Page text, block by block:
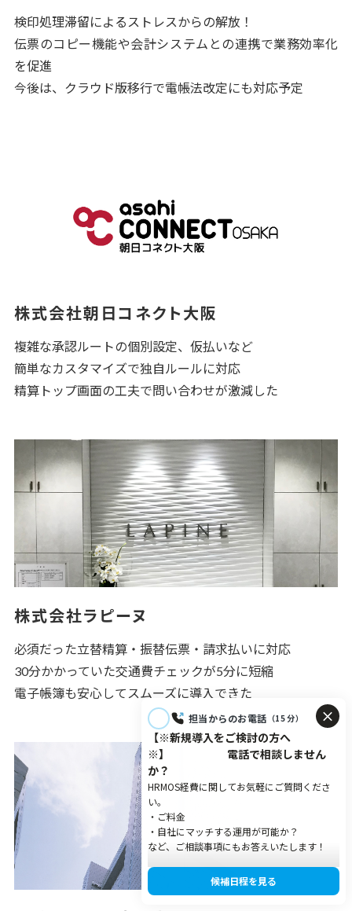
検印処理滞留によるストレスからの解放！
伝票のコピー機能や会計システムとの連携で業務効率化
を促進
今後は、クラウド版移行で電帳法改定にも対応予定
株式会社朝日コネクト大阪
複雑な承認ルートの個別設定、仮払いなど
簡単なカスタマイズで独自ルールに対応
精算トップ画面の工夫で問い合わせが激減した
株式会社ラピーヌ
必須だった立替精算・振替伝票・請求払いに対応
30分かかっていた交通費チェックが5分に短縮
電子帳簿も安心してスムーズに導入できた